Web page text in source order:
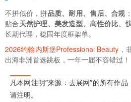
不拼低价，拼品质、耐用、售后、合规
贴合天然护理、美发造型、高性价比、
长期代理，稳固年度框架单。
2026约翰内斯堡Professional Beauty ，
出海非洲首选跳板，一年一届不容错过！
凡本网注明“来源：去展网”的所有作
请注明。